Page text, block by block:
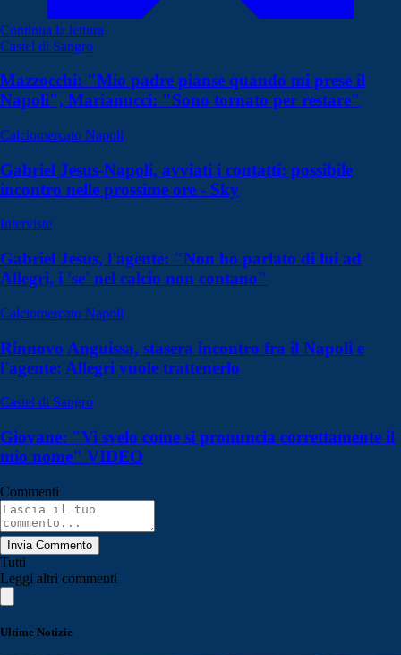
Continua la lettura
Castel di Sangro
Mazzocchi: "Mio padre pianse quando mi prese il
Napoli", Marianucci: "Sono tornato per restare"
Calciomercato Napoli
Gabriel Jesus-Napoli, avviati i contatti: possibile
incontro nelle prossime ore - Sky
Interviste
Gabriel Jesus, l'agente: "Non ho parlato di lui ad
Allegri, i 'se' nel calcio non contano"
Calciomercato Napoli
Rinnovo Anguissa, stasera incontro fra il Napoli e
l'agente: Allegri vuole trattenerlo
Castel di Sangro
Giovane: "Vi svelo come si pronuncia correttamente il
mio nome" VIDEO
Commenti
Invia Commento
Tutti
Leggi altri commenti
Ultime Notizie